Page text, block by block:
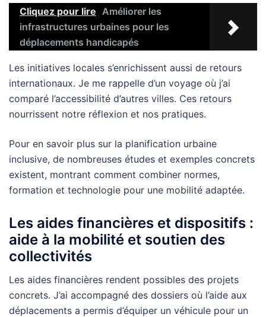
Cliquez pour lire Améliorer les
infrastructures urbaines pour les
déplacements handicapés
Les initiatives locales s’enrichissent aussi de retours
internationaux. Je me rappelle d’un voyage où j’ai
comparé l’accessibilité d’autres villes. Ces retours
nourrissent notre réflexion et nos pratiques.
Pour en savoir plus sur la planification urbaine
inclusive, de nombreuses études et exemples concrets
existent, montrant comment combiner normes,
formation et technologie pour une mobilité adaptée.
Les aides financières et dispositifs :
aide à la mobilité et soutien des
collectivités
Les aides financières rendent possibles des projets
concrets. J’ai accompagné des dossiers où l’aide aux
déplacements a permis d’équiper un véhicule pour un